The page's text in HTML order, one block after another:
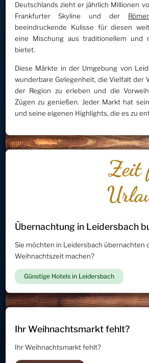
Deutschlands zieht er jährlich Millionen
Frankfurter Skyline und der
beeindruckende Kulisse für diesen
eine Mischung aus traditionellem und
bietet.
Diese Märkte in der Umgebung von
wunderbare Gelegenheit, die Vielfalt der
der Region zu erleben und die
Zügen zu genießen. Jeder Markt hat
und seine eigenen Highlights, die es zu
Übernachtung in Leidersbach
Sie möchten in Leidersbach übernachten
Weihnachtszeit machen?
Günstige Hotels in Leidersbach
Ihr Weihnachtsmarkt fehlt?
Ihr Weihnachtsmarkt fehlt?